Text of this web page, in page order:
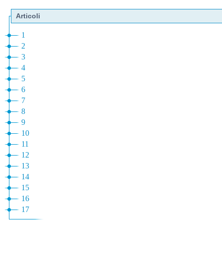
Articoli
1
2
3
4
5
6
7
8
9
10
11
12
13
14
15
16
17